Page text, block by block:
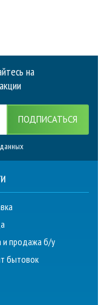
на
ПОДПИСАТЬСЯ
и продажа б/у
бытовок